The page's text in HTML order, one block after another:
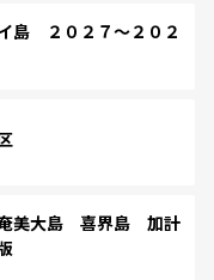
島 ２０２７～２０２
美大島 喜界島 加計